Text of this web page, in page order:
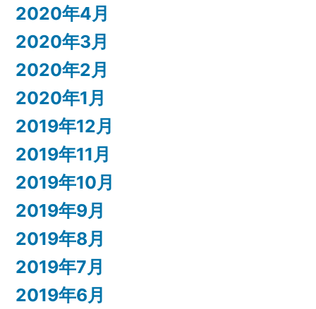
2020年4月
2020年3月
2020年2月
2020年1月
2019年12月
2019年11月
2019年10月
2019年9月
2019年8月
2019年7月
2019年6月